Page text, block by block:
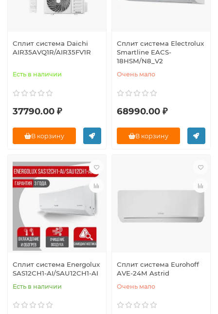
Сплит система Daichi
AIR35AVQ1R/AIR35FV1R
Есть в наличии
37790.00 ₽
В корзину
Сплит система Electrolux
Smartline EACS-
18HSM/N8_V2
Очень мало
68990.00 ₽
В корзину
Сплит система Energolux
SAS12CH1-AI/SAU12CH1-AI
Есть в наличии
Сплит система Eurohoff
AVE-24M Astrid
Очень мало